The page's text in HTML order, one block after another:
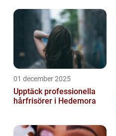
01 december 2025
Upptäck professionella
hårfrisörer i Hedemora